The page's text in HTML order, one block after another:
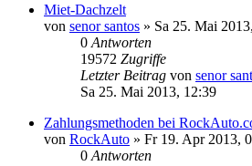
Miet-Dachzelt
von senor santos » Sa 25. Mai
0 Antworten
19572 Zugriffe
Letzter Beitrag von senor
Sa 25. Mai 2013, 12:39
Zahlungsmethoden bei
von RockAuto » Fr 19. Apr 2013,
0 Antworten